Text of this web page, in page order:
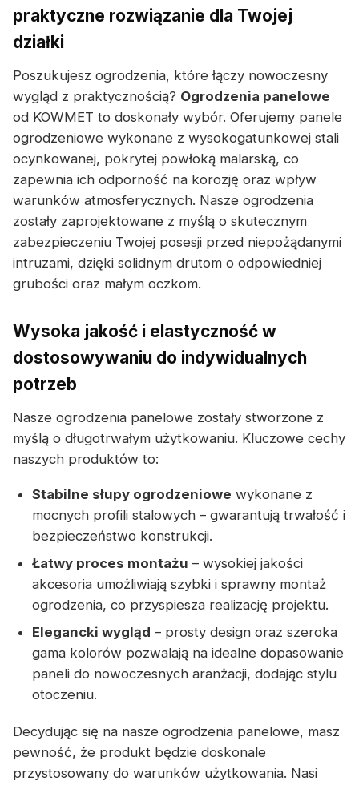
praktyczne rozwiązanie dla Twojej
działki
Poszukujesz ogrodzenia, które łączy nowoczesny
wygląd z praktycznością? Ogrodzenia panelowe
od KOWMET to doskonały wybór. Oferujemy panele
ogrodzeniowe wykonane z wysokogatunkowej stali
ocynkowanej, pokrytej powłoką malarską, co
zapewnia ich odporność na korozję oraz wpływ
warunków atmosferycznych. Nasze ogrodzenia
zostały zaprojektowane z myślą o skutecznym
zabezpieczeniu Twojej posesji przed niepożądanymi
intruzami, dzięki solidnym drutom o odpowiedniej
grubości oraz małym oczkom.
Wysoka jakość i elastyczność w
dostosowywaniu do indywidualnych
potrzeb
Nasze ogrodzenia panelowe zostały stworzone z
myślą o długotrwałym użytkowaniu. Kluczowe cechy
naszych produktów to:
Stabilne słupy ogrodzeniowe wykonane z
mocnych profili stalowych – gwarantują trwałość i
bezpieczeństwo konstrukcji.
Łatwy proces montażu – wysokiej jakości
akcesoria umożliwiają szybki i sprawny montaż
ogrodzenia, co przyspiesza realizację projektu.
Elegancki wygląd – prosty design oraz szeroka
gama kolorów pozwalają na idealne dopasowanie
paneli do nowoczesnych aranżacji, dodając stylu
otoczeniu.
Decydując się na nasze ogrodzenia panelowe, masz
pewność, że produkt będzie doskonale
przystosowany do warunków użytkowania. Nasi